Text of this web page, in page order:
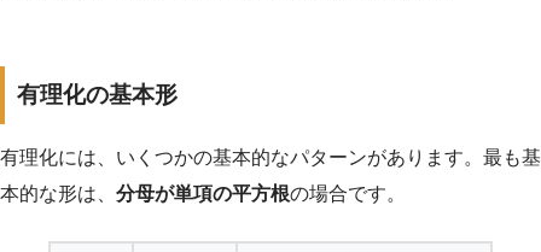
有理化の基本形
有理化には、いくつかの基本的なパターンがあります。最も基
本的な形は、 分母が単項の平方根の場合です。